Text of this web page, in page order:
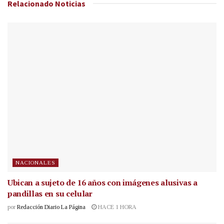
Relacionado Noticias
NACIONALES
Ubican a sujeto de 16 años con imágenes alusivas a
pandillas en su celular
por Redacción Diario La Página HACE 1 HORA